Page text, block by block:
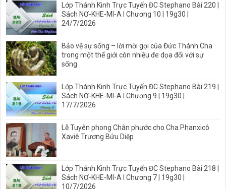
Lớp Thánh Kinh Trực Tuyến ĐC Stephano Bài 220 |
Sách NƠ-KHE-MI-A I Chương 10 | 19g30 |
24/7/2026
Bảo vệ sự sống – lời mời gọi của Đức Thánh Cha
trong một thế giới còn nhiều đe dọa đối với sự
sống
Lớp Thánh Kinh Trực Tuyến ĐC Stephano Bài 219 |
Sách NƠ-KHE-MI-A I Chương 9 | 19g30 |
17/7/2026
Lễ Tuyên phong Chân phước cho Cha Phanxicô
Xaviê Trương Bửu Diệp
Lớp Thánh Kinh Trực Tuyến ĐC Stephano Bài 218 |
Sách NƠ-KHE-MI-A I Chương 7 | 19g30 |
10/7/2026